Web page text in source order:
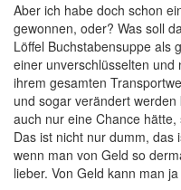
Aber ich habe doch schon
gewonnen, oder? Was soll
Löffel Buchstabensuppe als
einer unverschlüsselten
ihrem gesamten
und sogar verändert
auch nur eine Chance
Das ist nicht nur dumm, das
wenn man von Geld so
lieber. Von Geld kann man